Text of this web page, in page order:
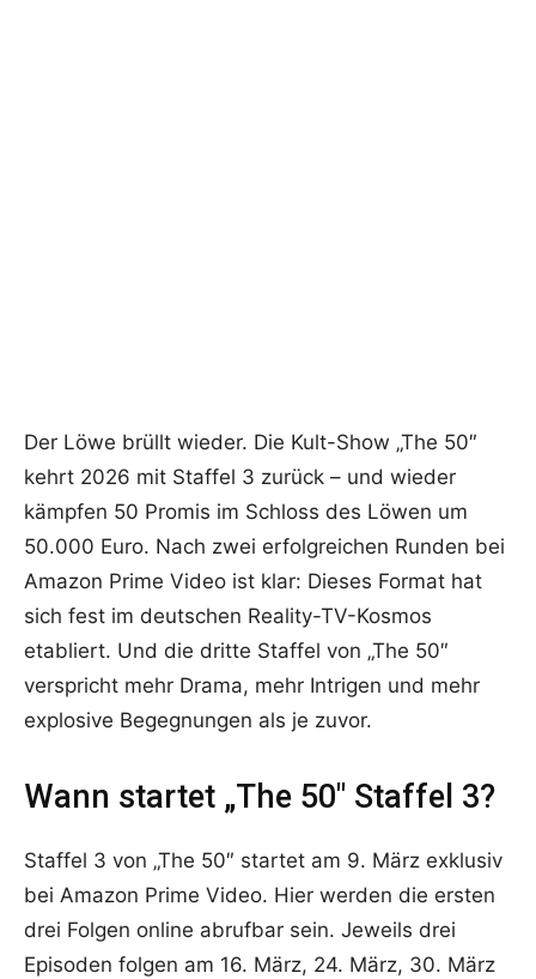
Der Löwe brüllt wieder. Die Kult-Show „The 50″
kehrt 2026 mit Staffel 3 zurück – und wieder
kämpfen 50 Promis im Schloss des Löwen um
50.000 Euro. Nach zwei erfolgreichen Runden bei
Amazon Prime Video ist klar: Dieses Format hat
sich fest im deutschen Reality-TV-Kosmos
etabliert. Und die dritte Staffel von „The 50″
verspricht mehr Drama, mehr Intrigen und mehr
explosive Begegnungen als je zuvor.
Wann startet „The 50″ Staffel 3?
Staffel 3 von „The 50″ startet am 9. März exklusiv
bei Amazon Prime Video. Hier werden die ersten
drei Folgen online abrufbar sein. Jeweils drei
Episoden folgen am 16. März, 24. März, 30. März